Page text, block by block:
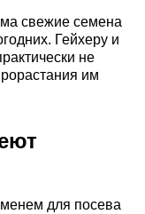
свежие семена
Гейхеру и
не
им
для посева